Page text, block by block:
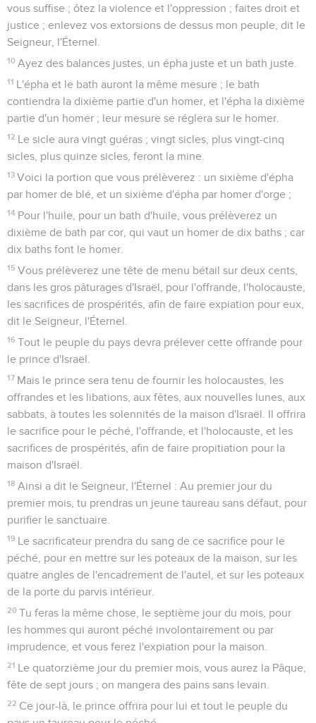
vous suffise ; ôtez la violence et l'oppression ; faites droit et
justice ; enlevez vos extorsions de dessus mon peuple, dit le
Seigneur, l'Éternel.
10 Ayez des balances justes, un épha juste et un bath juste.
11 L'épha et le bath auront la même mesure ; le bath
contiendra la dixième partie d'un homer, et l'épha la dixième
partie d'un homer ; leur mesure se réglera sur le homer.
12 Le sicle aura vingt guéras ; vingt sicles, plus vingt-cinq
sicles, plus quinze sicles, feront la mine.
13 Voici la portion que vous prélèverez : un sixième d'épha
par homer de blé, et un sixième d'épha par homer d'orge ;
14 Pour l'huile, pour un bath d'huile, vous prélèverez un
dixième de bath par cor, qui vaut un homer de dix baths ; car
dix baths font le homer.
15 Vous prélèverez une tête de menu bétail sur deux cents,
dans les gros pâturages d'Israël, pour l'offrande, l'holocauste,
les sacrifices de prospérités, afin de faire expiation pour eux,
dit le Seigneur, l'Éternel.
16 Tout le peuple du pays devra prélever cette offrande pour
le prince d'Israël.
17 Mais le prince sera tenu de fournir les holocaustes, les
offrandes et les libations, aux fêtes, aux nouvelles lunes, aux
sabbats, à toutes les solennités de la maison d'Israël. Il offrira
le sacrifice pour le péché, l'offrande, et l'holocauste, et les
sacrifices de prospérités, afin de faire propitiation pour la
maison d'Israël.
18 Ainsi a dit le Seigneur, l'Éternel : Au premier jour du
premier mois, tu prendras un jeune taureau sans défaut, pour
purifier le sanctuaire.
19 Le sacrificateur prendra du sang de ce sacrifice pour le
péché, pour en mettre sur les poteaux de la maison, sur les
quatre angles de l'encadrement de l'autel, et sur les poteaux
de la porte du parvis intérieur.
20 Tu feras la même chose, le septième jour du mois, pour
les hommes qui auront péché involontairement ou par
imprudence, et vous ferez l'expiation pour la maison.
21 Le quatorzième jour du premier mois, vous aurez la Pâque,
fête de sept jours ; on mangera des pains sans levain.
22 Ce jour-là, le prince offrira pour lui et tout le peuple du